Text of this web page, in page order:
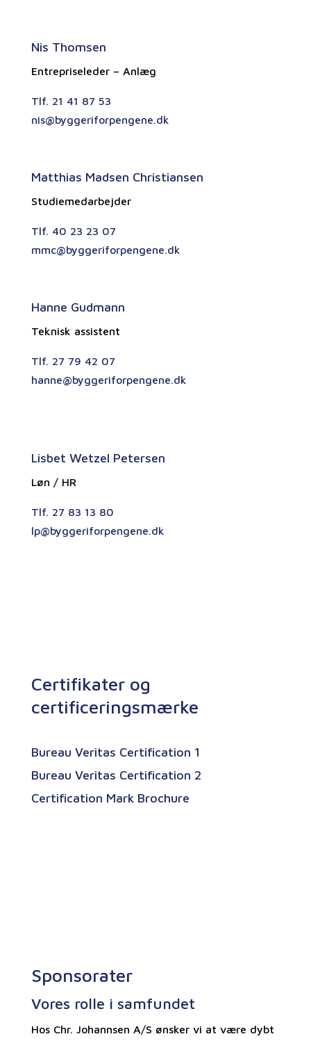
Nis Thomsen
Entrepriseleder – Anlæg
Tlf. 21 41 87 53
nis@byggeriforpengene.dk
Matthias Madsen Christiansen
Studiemedarbejder
Tlf. 40 23 23 07
mmc@byggeriforpengene.dk
Hanne Gudmann
Teknisk assistent
Tlf. 27 79 42 07
hanne@byggeriforpengene.dk
Lisbet Wetzel Petersen
Løn / HR
Tlf. 27 83 13 80
lp@byggeriforpengene.dk
Certifikater og
certificeringsmærke
Bureau Veritas Certification 1
Bureau Veritas Certification 2
Certification Mark Brochure
Sponsorater
Vores rolle i samfundet
Hos Chr. Johannsen A/S ønsker vi at være dybt